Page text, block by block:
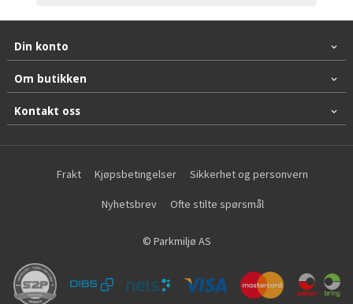
Din konto
Om butikken
Kontakt oss
Frakt Kjøpsbetingelser Sikkerhet og personvern
Nyhetsbrev Ofte stilte spørsmål
© Parkmiljø AS